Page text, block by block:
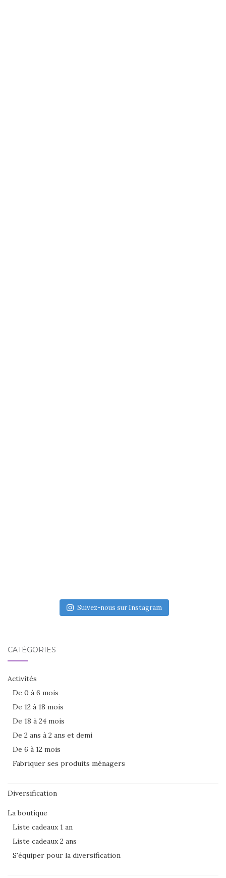
Suivez-nous sur Instagram
CATÉGORIES
Activités
De 0 à 6 mois
De 12 à 18 mois
De 18 à 24 mois
De 2 ans à 2 ans et demi
De 6 à 12 mois
Fabriquer ses produits ménagers
Diversification
La boutique
Liste cadeaux 1 an
Liste cadeaux 2 ans
S'équiper pour la diversification